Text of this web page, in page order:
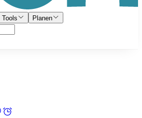
Tools Planen